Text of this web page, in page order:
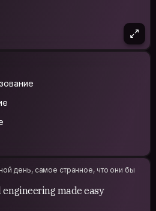
день, самое странное, что они бы
made easy